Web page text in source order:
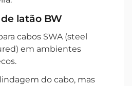
latão BW
cabos SWA (steel
em ambientes
do cabo, mas